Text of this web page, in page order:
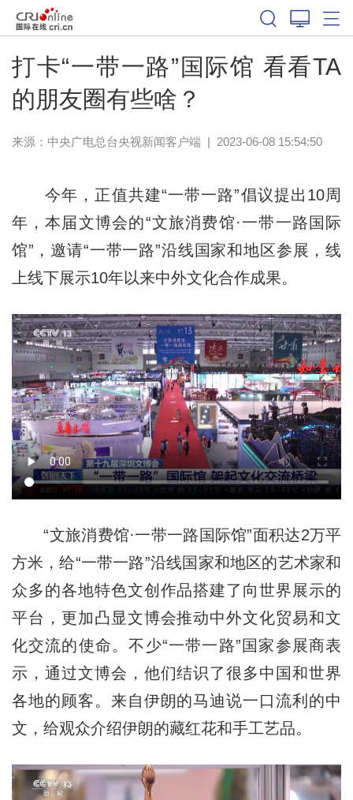
打卡“一带一路”国际馆 看看TA
的朋友圈有些啥？
来源： 中央广电总台央视新闻客户端 | 2023-06-08 15:54:50
今年，正值共建“一带一路”倡议提出10周
年，本届文博会的“文旅消费馆·一带一路国际
馆”，邀请“一带一路”沿线国家和地区参展，线
上线下展示10年以来中外文化合作成果。
“文旅消费馆·一带一路国际馆”面积达2万平
方米，给“一带一路”沿线国家和地区的艺术家和
众多的各地特色文创作品搭建了向世界展示的
平台，更加凸显文博会推动中外文化贸易和文
化交流的使命。不少“一带一路”国家参展商表
示，通过文博会，他们结识了很多中国和世界
各地的顾客。来自伊朗的马迪说一口流利的中
文，给观众介绍伊朗的藏红花和手工艺品。